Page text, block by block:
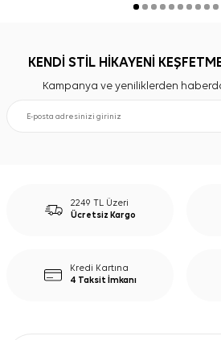
KENDİ STİL HİKAYENİ
Kampanya ve yeniliklerden
2249 TL Üzeri
Ücretsiz Kargo
Kredi Kartına
4 Taksit İmkanı